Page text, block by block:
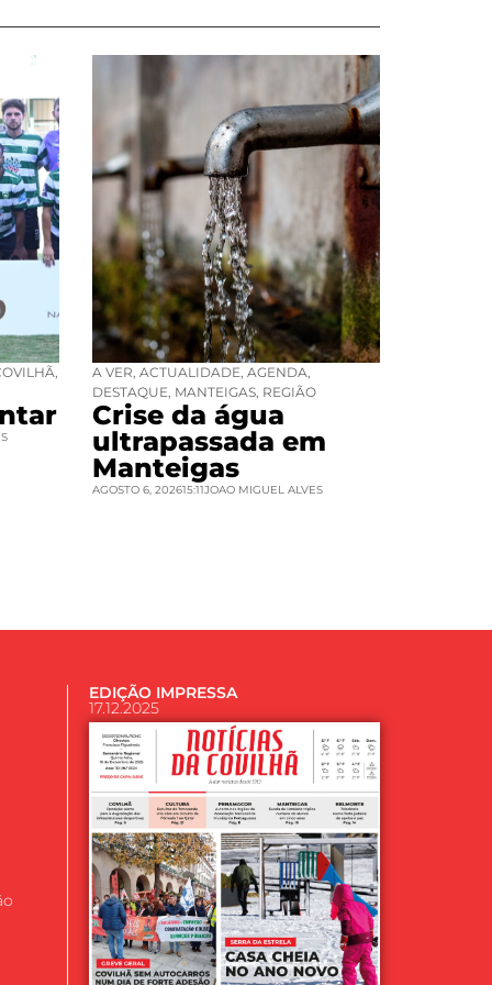
A VER ACTUALIDADE AGENDA
DESTAQUE MANTEIGAS, REGIÃO
Crise da água
ultrapassada em
Manteigas
AGOSTO 6, 202615:11JOAO MIGUEL ALVES
EDIÇÃO IMPRESSA
17.12.2025